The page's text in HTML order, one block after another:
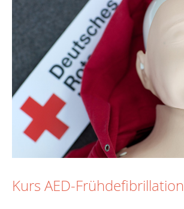
Kurs AED-Frühdefibrillation